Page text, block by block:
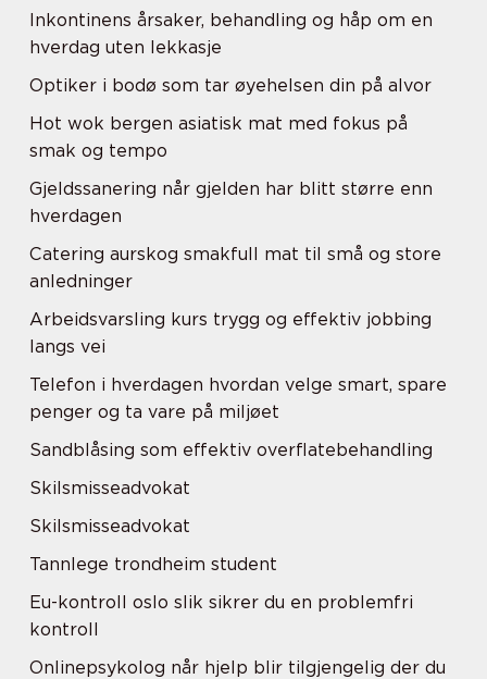
Inkontinens årsaker, behandling og håp om en
hverdag uten lekkasje
Optiker i bodø som tar øyehelsen din på alvor
Hot wok bergen asiatisk mat med fokus på
smak og tempo
Gjeldssanering når gjelden har blitt større enn
hverdagen
Catering aurskog smakfull mat til små og store
anledninger
Arbeidsvarsling kurs trygg og effektiv jobbing
langs vei
Telefon i hverdagen hvordan velge smart, spare
penger og ta vare på miljøet
Sandblåsing som effektiv overflatebehandling
Skilsmisseadvokat
Skilsmisseadvokat
Tannlege trondheim student
Eu-kontroll oslo slik sikrer du en problemfri
kontroll
Onlinepsykolog når hjelp blir tilgjengelig der du